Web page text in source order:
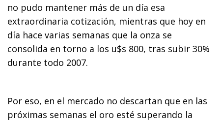
no pudo mantener más de un día esa
extraordinaria cotización, mientras que hoy en
día hace varias semanas que la onza se
consolida en torno a los u$s 800, tras subir 30%
durante todo 2007.
Por eso, en el mercado no descartan que en las
próximas semanas el oro esté superando la